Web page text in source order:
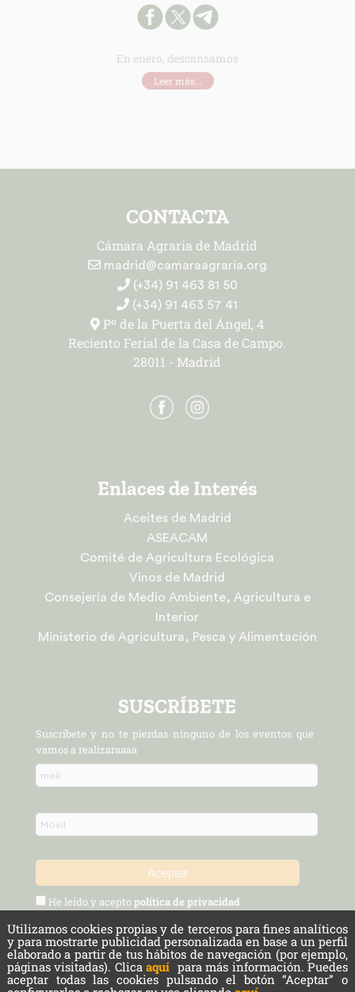
En enero, descansamos
Leer más...
CONTACTA
Cámara Agraria de Madrid
madrid@camaraagraria.org
(+34) 91 463 81 50
(+34) 91 463 57 41
Pº de la Puerta del Ángel, 4
Reciento Ferial de la Casa de Campo.
28011 - Madrid
Enlaces de Interés
Aceites de Madrid
ASEACAM
Comité de Agricultura Ecológica
Vinos de Madrid
Consejería de Medio Ambiente, Agricultura e
Interior
Ministerio de Agricultura, Pesca y Alimentación
SUSCRÍBETE
Suscríbete y no te pierdas ninguno de los eventos que
vamos a realizaraaaa
He leído y aceptopolítica de privacidad
Política de Privacidad y Aviso Legal Protección de datos
Cookies
Utilizamos cookies propias y de terceros para fines analíticos
y para mostrarte publicidad personalizada en base a un perfil
elaborado a partir de tus hábitos de navegación (por ejemplo,
páginas visitadas). Clicaaquí para más información. Puedes
aceptar todas las cookies pulsando el botón “Aceptar” o